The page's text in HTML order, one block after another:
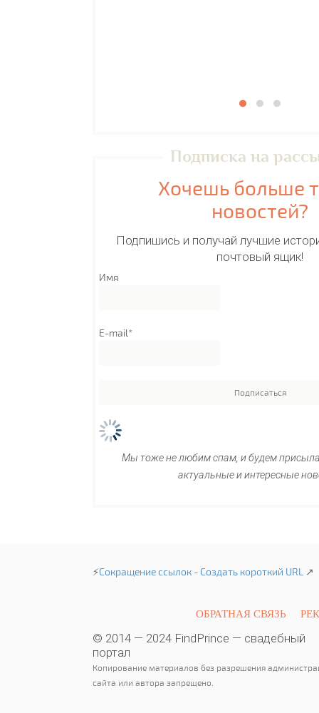
Подписка на
Хочешь больше
новостей?
Подпишись и получай лучшие
почтовый ящик!
Имя
E-mail*
Мы тоже не любим спам, и будем
актуальные и интересные
⚡Сокращение ссылок - Создать короткий URL ↗
ОБРАТНАЯ СВЯЗЬ
© 2014 — 2024 FindPrince — свадебный
портал
Копирование материалов без разрешения
сайта или автора запрещено.